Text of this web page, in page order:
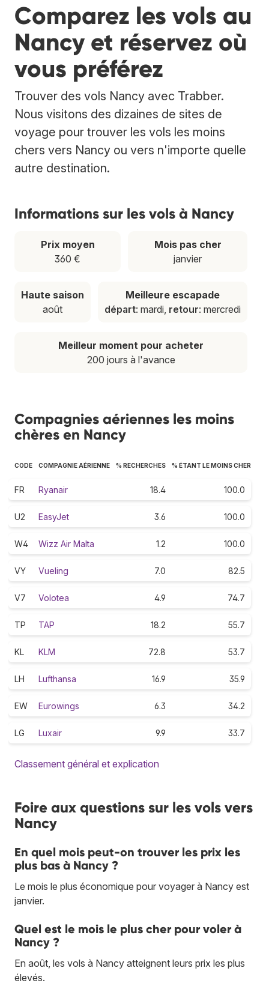
Comparez les vols au
Nancy et réservez où
vous préférez
Trouver des vols Nancy avec Trabber.
Nous visitons des dizaines de sites de
voyage pour trouver les vols les moins
chers vers Nancy ou vers n'importe quelle
autre destination.
Informations sur les vols à Nancy
Prix moyen
360 €
Mois pas cher
janvier
Haute saison
août
Meilleure escapade
départ: mardi, retour: mercredi
Meilleur moment pour acheter
200 jours à l'avance
Compagnies aériennes les moins
chères en Nancy
CODE COMPAGNIE AÉRIENNE % RECHERCHES % ÉTANT LE MOINS CHER
FR Ryanair 18.4 100.0
U2 EasyJet 3.6 100.0
W4 Wizz Air Malta 1.2 100.0
VY Vueling 7.0 82.5
V7 Volotea 4.9 74.7
TP TAP 18.2 55.7
KL KLM 72.8 53.7
LH Lufthansa 16.9 35.9
EW Eurowings 6.3 34.2
LG Luxair 9.9 33.7
Classement général et explication
Foire aux questions sur les vols vers
Nancy
En quel mois peut-on trouver les prix les
plus bas à Nancy ?
Le mois le plus économique pour voyager à Nancy est
janvier.
Quel est le mois le plus cher pour voler à
Nancy ?
En août, les vols à Nancy atteignent leurs prix les plus
élevés.